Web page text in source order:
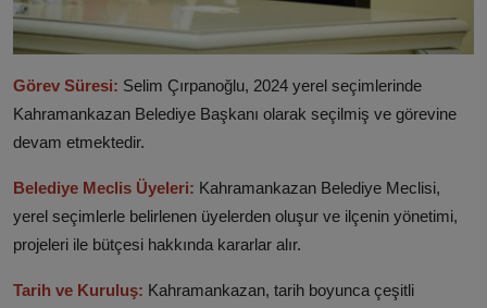
Görev Süresi: Selim Çırpanoğlu, 2024 yerel seçimlerinde
Kahramankazan Belediye Başkanı olarak seçilmiş ve görevine
devam etmektedir. ​
Belediye Meclis Üyeleri: Kahramankazan Belediye Meclisi,
yerel seçimlerle belirlenen üyelerden oluşur ve ilçenin yönetimi,
projeleri ile bütçesi hakkında kararlar alır.​
Tarih ve Kuruluş: Kahramankazan, tarih boyunca çeşitli